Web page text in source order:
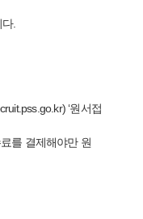
.
) ‘원서접
를 결제해야만 원